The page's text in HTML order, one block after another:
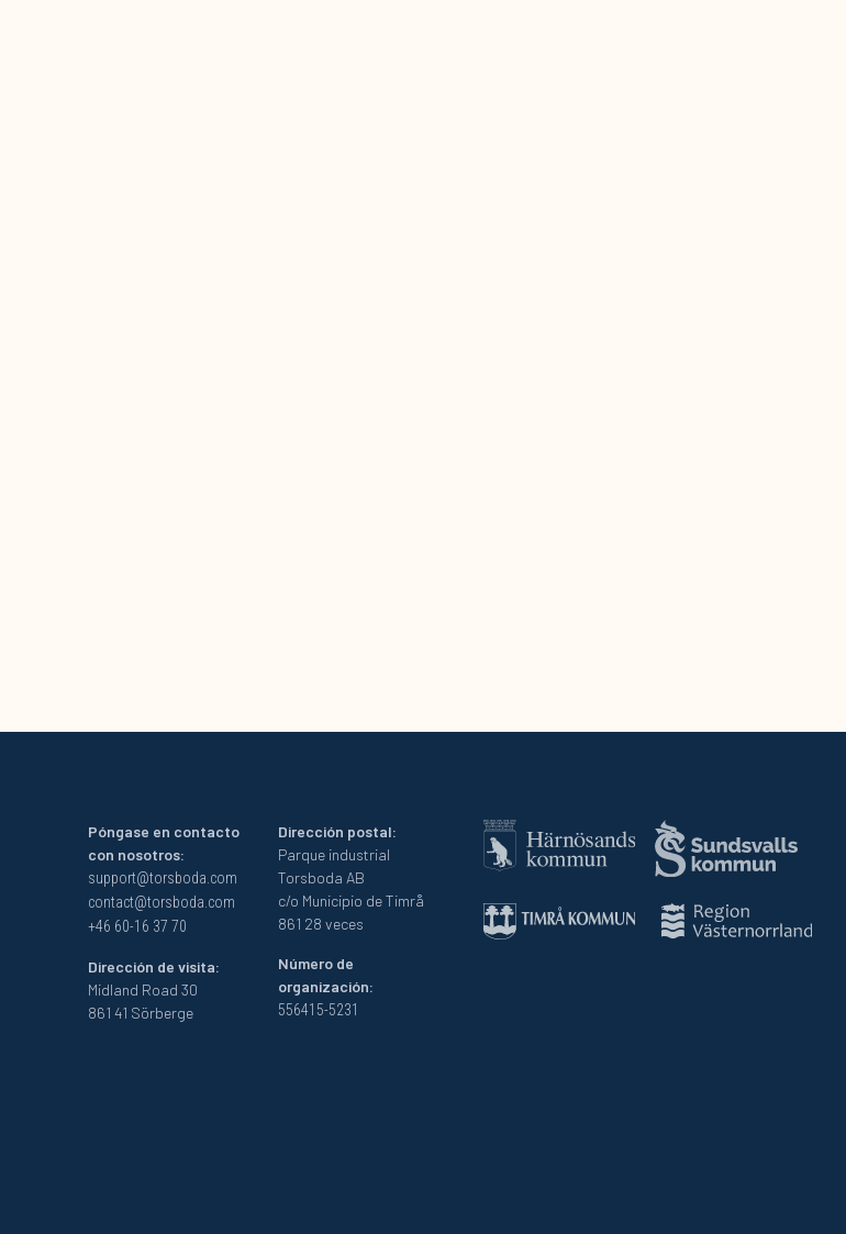
Póngase en contacto
con nosotros:
support@torsboda.com
contact@torsboda.com
+46 60-16 37 70
Dirección de visita:
Midland Road 30
861 41 Sörberge
Dirección postal:
Parque industrial
Torsboda AB
c/o Municipio de Timrå
861 28 veces
Número de
organización:
556415-5231